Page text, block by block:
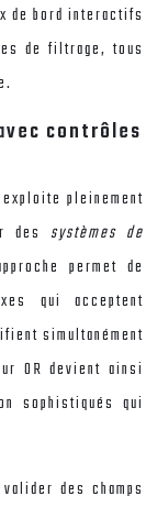
de bord interactifs
de filtrage, tous
contrôles
pleinement
des systèmes de
permet de
qui acceptent
simultanément
OR devient ainsi
sophistiqués qui
des champs